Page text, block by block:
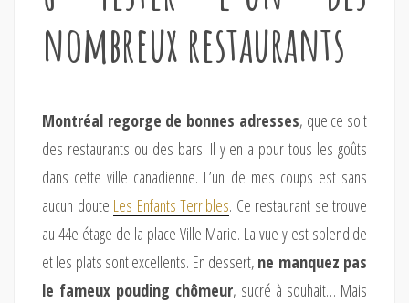
nombreux restaurants
Montréal regorge de bonnes adresses, que ce soit
des restaurants ou des bars. Il y en a pour tous les goûts
dans cette ville canadienne. L’un de mes coups est sans
aucun doute Les Enfants Terribles. Ce restaurant se trouve
au 44e étage de la place Ville Marie. La vue y est splendide
et les plats sont excellents. En dessert, ne manquez pas
le fameux pouding chômeur, sucré à souhait… Mais